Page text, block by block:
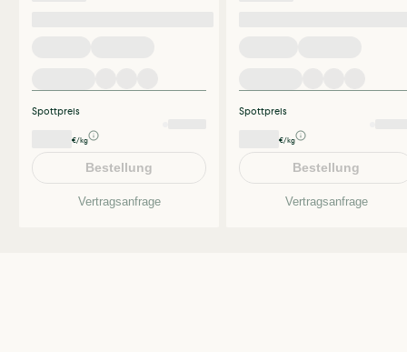
Spottpreis
€/kg
Bestellung
Vertragsanfrage
Spottpreis
€/kg
Bestellung
Vertragsanfrage